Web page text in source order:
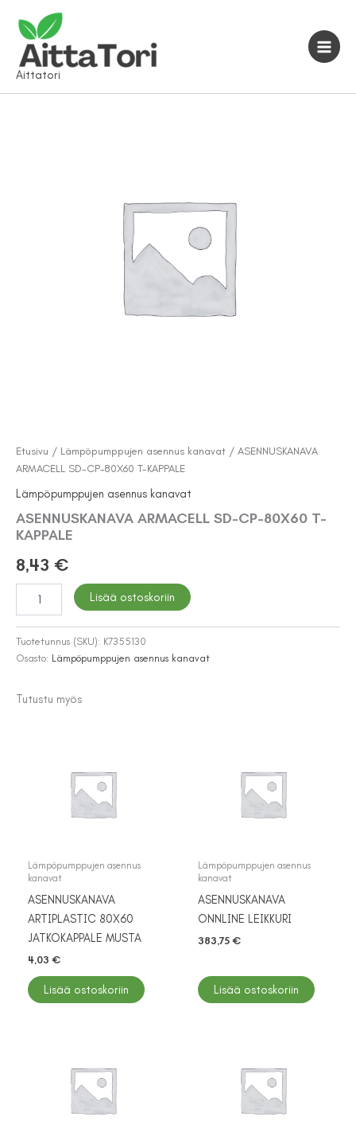
sisältöön
Aittatori
Etusivu / Lämpöpumppujen asennus kanavat / ASENNUSKANAVA
ARMACELL SD-CP-80X60 T-KAPPALE
Lämpöpumppujen asennus kanavat
ASENNUSKANAVA ARMACELL SD-CP-80X60 T-
KAPPALE
8,43 €
ASENNUSKANAVA
ARMACELL
CP-
80X60
määrä
Lisää ostoskoriin
Tuotetunnus (SKU): K7355130
Osasto: Lämpöpumppujen asennus kanavat
Tutustu myös
Lämpöpumppujen asennus
kanavat
ASENNUSKANAVA
ARTIPLASTIC 80X60
JATKOKAPPALE MUSTA
4,03 €
Lisää ostoskoriin
Lämpöpumppujen asennus
kanavat
ASENNUSKANAVA
ONNLINE LEIKKURI
383,75 €
Lisää ostoskoriin